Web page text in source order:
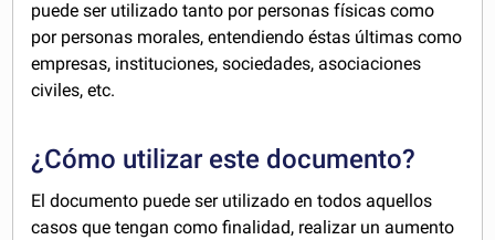
puede ser utilizado tanto por personas físicas como
por personas morales, entendiendo éstas últimas como
empresas, instituciones, sociedades, asociaciones
civiles, etc.
¿Cómo utilizar este documento?
El documento puede ser utilizado en todos aquellos
casos que tengan como finalidad, realizar un aumento